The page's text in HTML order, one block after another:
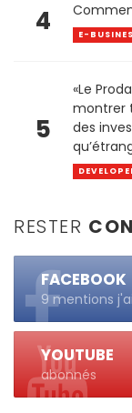
4 E-
5
«Le
montrer
des
RESTER
FACEBOOK
9 mentions
YOUTUBE
abonnés